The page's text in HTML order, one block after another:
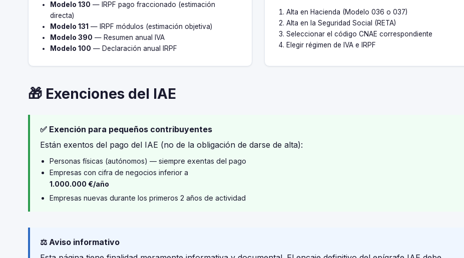
Modelo 130 — IRPF pago fraccionado (estimación
directa)
Modelo 131 — IRPF módulos (estimación objetiva)
Modelo 390 — Resumen anual IVA
Modelo 100 — Declaración anual IRPF
Alta en Hacienda (Modelo 036 o 037)
Alta en la Seguridad Social (RETA)
Seleccionar el código CNAE correspondiente
Elegir régimen de IVA e IRPF
🎁 Exenciones del IAE
✅ Exención para pequeños contribuyentes
Están exentos del pago del IAE (no de la obligación de darse de alta):
Personas físicas (autónomos) — siempre exentas del pago
Empresas con cifra de negocios inferior a
1.000.000 €/año
Empresas nuevas durante los primeros 2 años de actividad
⚖️ Aviso informativo